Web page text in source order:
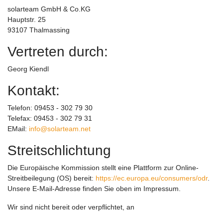
solarteam GmbH & Co.KG
Hauptstr. 25
93107 Thalmassing
Vertreten durch:
Georg Kiendl
Kontakt:
Telefon: 09453 - 302 79 30
Telefax: 09453 - 302 79 31
EMail: info@solarteam.net
Streitschlichtung
Die Europäische Kommission stellt eine Plattform zur Online-
Streitbeilegung (OS) bereit: https://ec.europa.eu/consumers/odr.
Unsere E-Mail-Adresse finden Sie oben im Impressum.
Wir sind nicht bereit oder verpflichtet, an